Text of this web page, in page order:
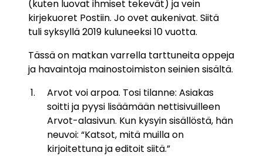
(kuten luovat ihmiset tekevät) ja vein
kirjekuoret Postiin. Jo ovet aukenivat. Siitä
tuli syksyllä 2019 kuluneeksi 10 vuotta.
Tässä on matkan varrella tarttuneita oppeja
ja havaintoja mainostoimiston seinien sisältä.
Arvot voi arpoa. Tosi tilanne: Asiakas
soitti ja pyysi lisäämään nettisivuilleen
Arvot-alasivun. Kun kysyin sisällöstä, hän
neuvoi: “Katsot, mitä muilla on
kirjoitettuna ja editoit siitä.”